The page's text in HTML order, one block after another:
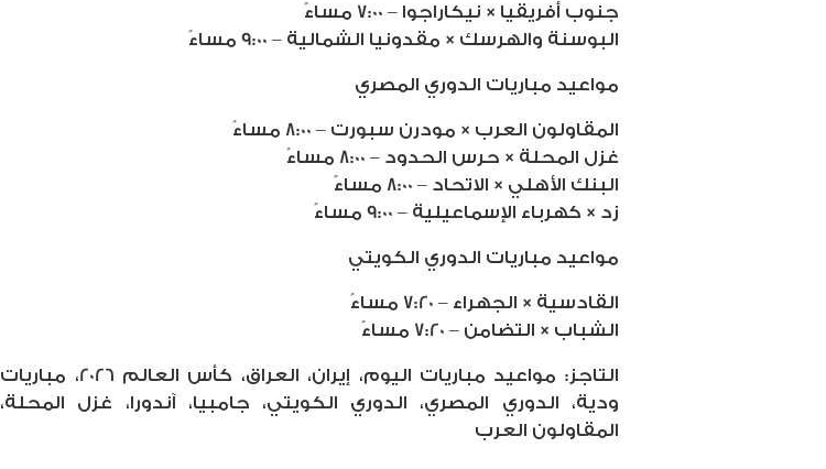
جنوب أفريقيا × نيكاراجوا – 7:00 مساءً
البوسنة والهرسك × مقدونيا الشمالية – 9:00 مساءً
مواعيد مباريات الدوري المصري
المقاولون العرب × مودرن سبورت – 8:00 مساءً
غزل المحلة × حرس الحدود – 8:00 مساءً
البنك الأهلي × الاتحاد – 8:00 مساءً
زد × كهرباء الإسماعيلية – 9:00 مساءً
مواعيد مباريات الدوري الكويتي
القادسية × الجهراء – 7:20 مساءً
الشباب × التضامن – 7:20 مساءً
التاجز: مواعيد مباريات اليوم، إيران، العراق، كأس العالم 2026، مباريات
ودية، الدوري المصري، الدوري الكويتي، جامبيا، آندورا، غزل المحلة،
المقاولون العرب